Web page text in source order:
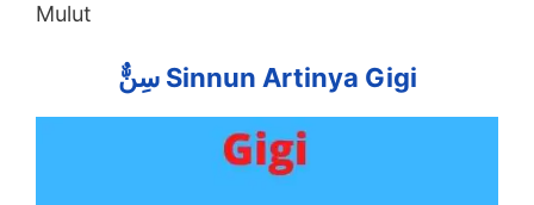
Mulut
سِنٌّ Sinnun Artinya Gigi